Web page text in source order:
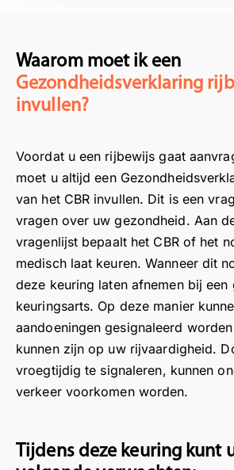
Waarom moet ik een
Gezondheidsverklaring
invullen?
Voordat u een rijbewijs gaat
moet u altijd een
van het CBR invullen. Dit is een
vragen over uw gezondheid. Aan
vragenlijst bepaalt het CBR of het
medisch laat keuren. Wanneer dit
deze keuring laten afnemen bij een
keuringsarts. Op deze manier
aandoeningen gesignaleerd
kunnen zijn op uw rijvaardigheid.
vroegtijdig te signaleren, kunnen
verkeer voorkomen worden.
Tijdens deze keuring kunt